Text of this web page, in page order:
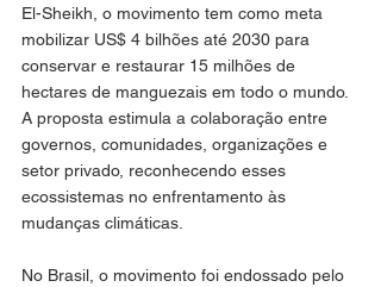
El-Sheikh, o movimento tem como meta
mobilizar US$ 4 bilhões até 2030 para
conservar e restaurar 15 milhões de
hectares de manguezais em todo o mundo.
A proposta estimula a colaboração entre
governos, comunidades, organizações e
setor privado, reconhecendo esses
ecossistemas no enfrentamento às
mudanças climáticas.
No Brasil, o movimento foi endossado pelo